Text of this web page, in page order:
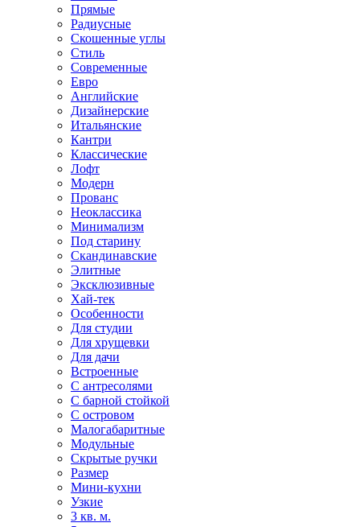
Прямые
Радиусные
Скошенные углы
Стиль
Современные
Евро
Английские
Дизайнерские
Итальянские
Кантри
Классические
Лофт
Модерн
Прованс
Неоклассика
Минимализм
Под старину
Скандинавские
Элитные
Эксклюзивные
Хай-тек
Особенности
Для студии
Для хрущевки
Для дачи
Встроенные
С антресолями
С барной стойкой
С островом
Малогабаритные
Модульные
Скрытые ручки
Размер
Мини-кухни
Узкие
3 кв. м.